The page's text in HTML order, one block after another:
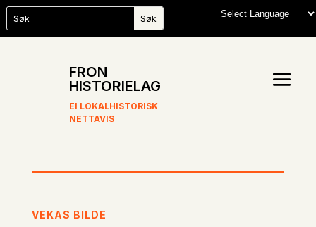
FRON
HISTORIELAG
EI LOKALHISTORISK
NETTAVIS
VEKAS BILDE